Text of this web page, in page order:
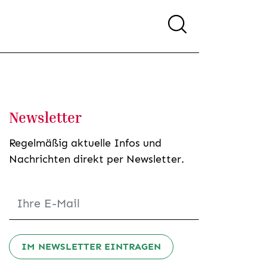
Newsletter
Regelmäßig aktuelle Infos und
Nachrichten direkt per Newsletter.
IM NEWSLETTER EINTRAGEN